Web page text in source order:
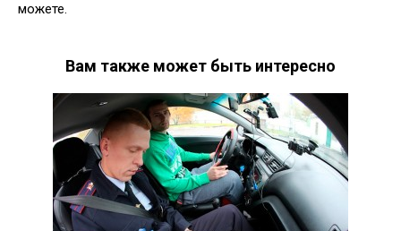
можете.
Вам также может быть интересно